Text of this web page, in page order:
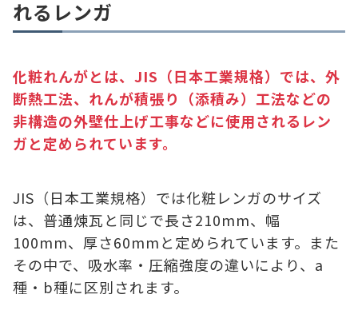
れるレンガ
化粧れんがとは、JIS（日本工業規格）では、外
断熱工法、れんが積張り（添積み）工法などの
非構造の外壁仕上げ工事などに使用されるレン
ガと定められています。
JIS（日本工業規格）では化粧レンガのサイズ
は、普通煉瓦と同じで長さ210mm、幅
100mm、厚さ60mmと定められています。また
その中で、吸水率・圧縮強度の違いにより、a
種・b種に区別されます。